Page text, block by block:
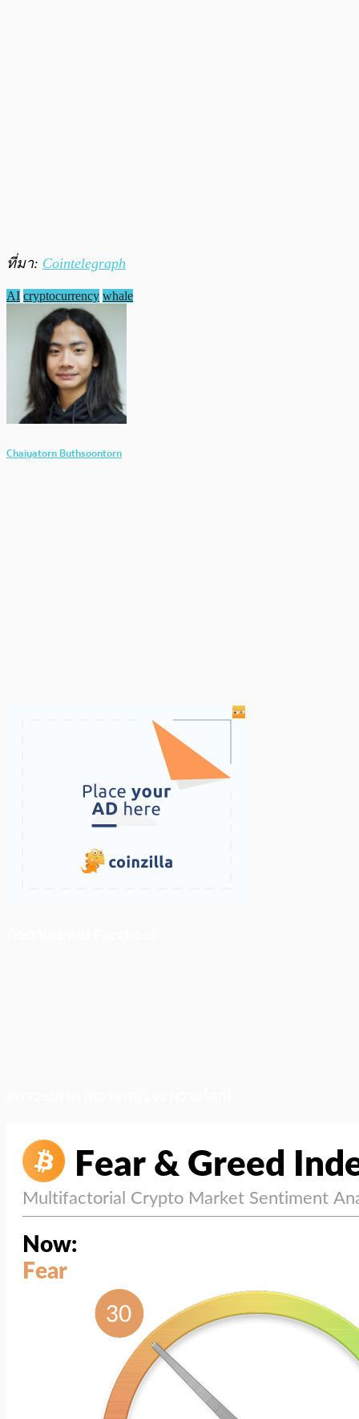
ที่มา: Cointelegraph
AI cryptocurrency whale
Chaiyatorn Buthsoontorn